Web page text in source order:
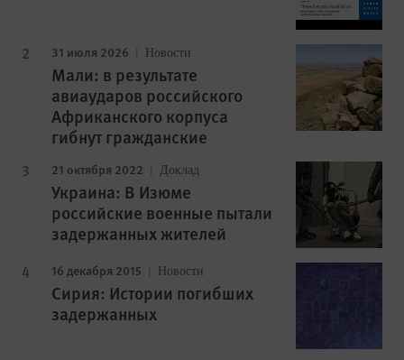
31 июля 2026 Новости
Мали: в результате
авиаударов российского
Африканского корпуса
гибнут гражданские
21 октября 2022 Доклад
Украина: В Изюме
российские военные пытали
задержанных жителей
16 декабря 2015 Новости
Сирия: Истории погибших
задержанных